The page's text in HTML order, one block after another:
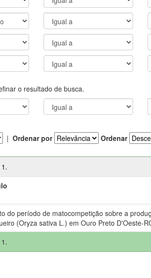
o resultado de busca.
| Ordenar por Ordenar
do período de matocompetição sobre a
(Oryza sativa L.) em Ouro Preto D'Oeste-